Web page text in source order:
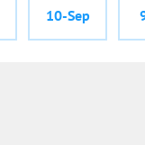
10-Sep